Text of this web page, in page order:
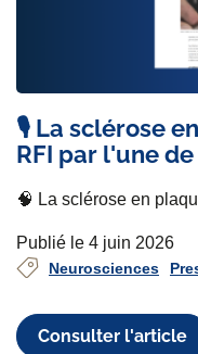
🎙️ La sclérose
RFI par l'une
🧠 La sclérose en
Publié le 4 juin 2026
Neurosciences
Consulter l'article